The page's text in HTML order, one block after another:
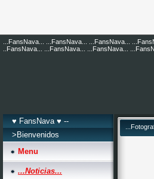
...FansNava... ...FansNava... ...FansNava...
..FansNava... ...FansNava... ...FansNava...
♥ FansNava ♥ --
>Bienvenidos
Menu
...Noticias...